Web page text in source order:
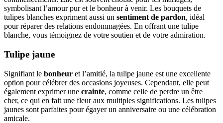
symbolisant l’amour pur et le bonheur à venir. Les bouquets de
tulipes blanches expriment aussi un sentiment de pardon, idéal
pour réparer des relations endommagées. En offrant une tulipe
blanche, vous témoignez de votre soutien et de votre admiration.
Tulipe jaune
Signifiant le bonheur et l’amitié, la tulipe jaune est une excellente
option pour célébrer des occasions joyeuses. Cependant, elle peut
également exprimer une crainte, comme celle de perdre un être
cher, ce qui en fait une fleur aux multiples significations. Les tulipes
jaunes sont parfaites pour égayer un anniversaire ou une célébration
amicale.